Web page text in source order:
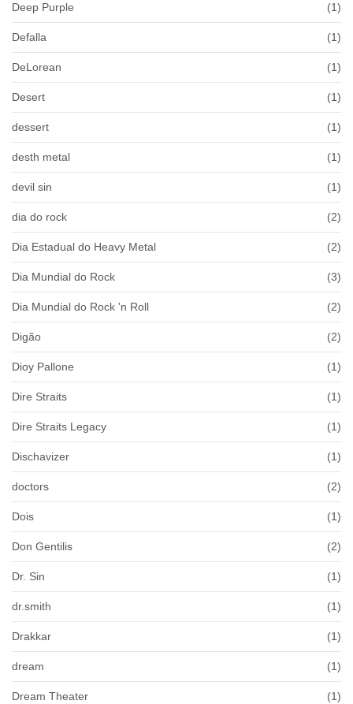
Deep Purple (1)
Defalla (1)
DeLorean (1)
Desert (1)
dessert (1)
desth metal (1)
devil sin (1)
dia do rock (2)
Dia Estadual do Heavy Metal (2)
Dia Mundial do Rock (3)
Dia Mundial do Rock 'n Roll (2)
Digão (2)
Dioy Pallone (1)
Dire Straits (1)
Dire Straits Legacy (1)
Dischavizer (1)
doctors (2)
Dois (1)
Don Gentilis (2)
Dr. Sin (1)
dr.smith (1)
Drakkar (1)
dream (1)
Dream Theater (1)